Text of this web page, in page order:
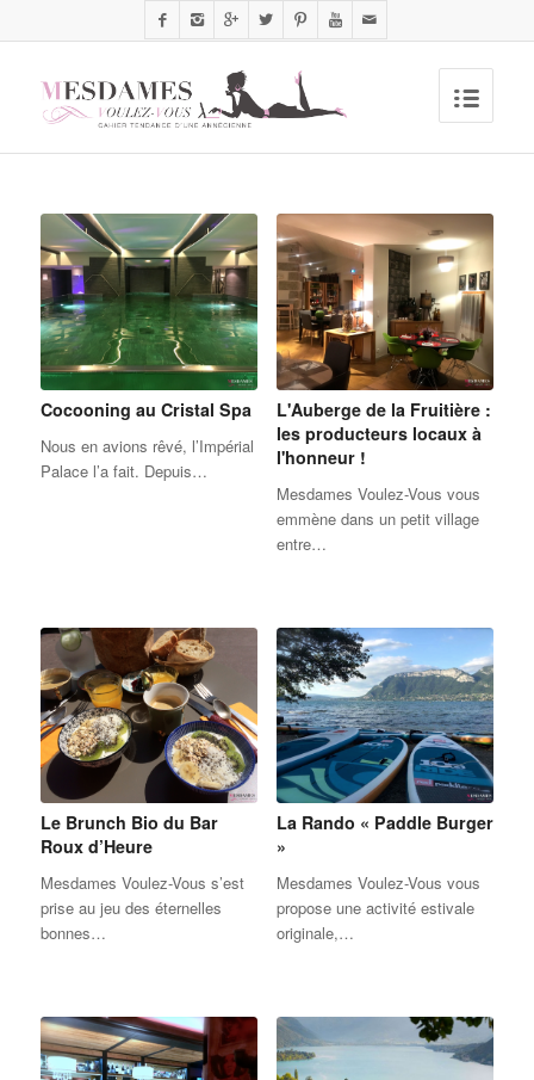
Cocooning au Cristal Spa
Nous en avions rêvé, l’Impérial
Palace l’a fait. Depuis…
L'Auberge de la Fruitière :
les producteurs locaux à
l'honneur !
Mesdames Voulez-Vous vous
emmène dans un petit village
entre…
Le Brunch Bio du Bar
Roux d’Heure
Mesdames Voulez-Vous s’est
prise au jeu des éternelles
bonnes…
La Rando « Paddle Burger
»
Mesdames Voulez-Vous vous
propose une activité estivale
originale,…